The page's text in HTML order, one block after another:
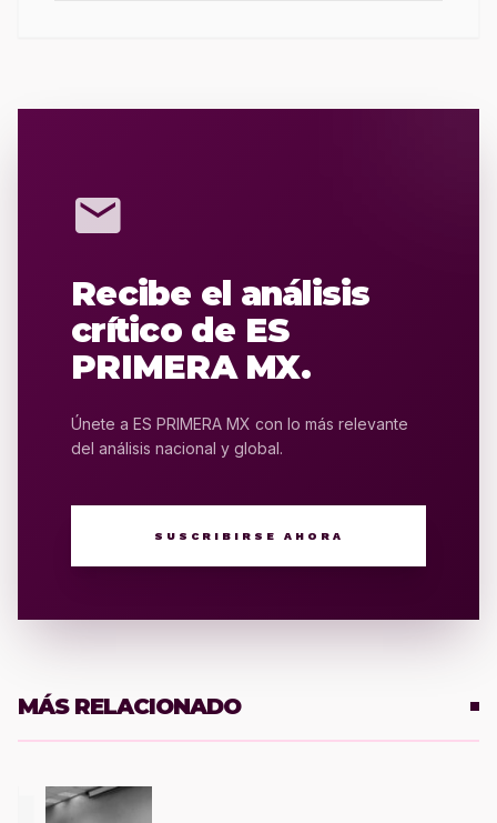
mail
Recibe el análisis
crítico de ES
PRIMERA MX.
Únete a ES PRIMERA MX con lo más relevante
del análisis nacional y global.
SUSCRIBIRSE AHORA
MÁS RELACIONADO